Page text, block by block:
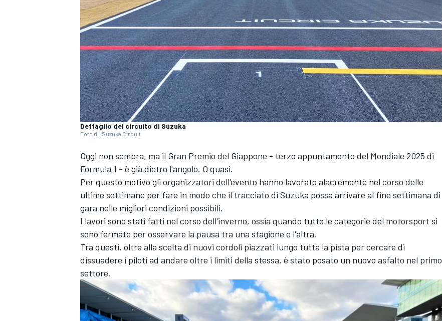
MONOPOSTO
Dettaglio del circuito di Suzuka
Foto di: Suzuka Circuit
Oggi non sembra, ma il Gran Premio del Giappone - terzo appuntamento del Mondiale 2025 di
Formula 1 - è già dietro l'angolo. O quasi.
Per questo motivo gli organizzatori dell'evento hanno lavorato alacremente nel corso delle
ultime settimane per fare in modo che il tracciato di Suzuka possa arrivare al fine settimana di
gara nelle migliori condizioni possibili.
I lavori sono stati fatti nel corso dell'inverno, ossia quando tutte le categorie del motorsport si
sono fermate per osservare la pausa tra una stagione e l'altra.
Tra questi, oltre alla scelta di nuovi cordoli piazzati lungo tutta la pista per cercare di
dissuadere i piloti ad andare oltre i limiti della stessa, è stato posato un nuovo asfalto nel primo
settore.